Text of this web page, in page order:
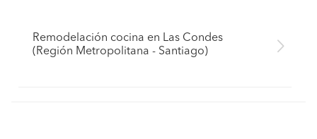
Remodelación cocina en Las Condes
(Región Metropolitana - Santiago)